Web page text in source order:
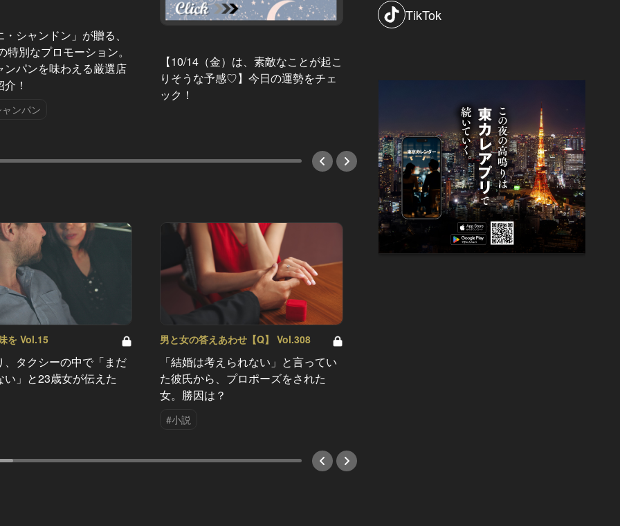
シャンドン」が贈る、
特別なプロモーション。
ンパンを味わえる厳選店
！
ンパン
【10/14（金）は、素敵なことが起こ
りそうな予感♡】今日の運勢をチェ
ック！
い、自分の本音を見抜くための自己
を Vol.15
、タクシーの中で「まだ
い」と23歳女が伝えた
男と女の答えあわせ【Q】 Vol.308
「結婚は考えられない」と言ってい
た彼氏から、プロポーズをされた
女。勝因は？
#小説
TikTok